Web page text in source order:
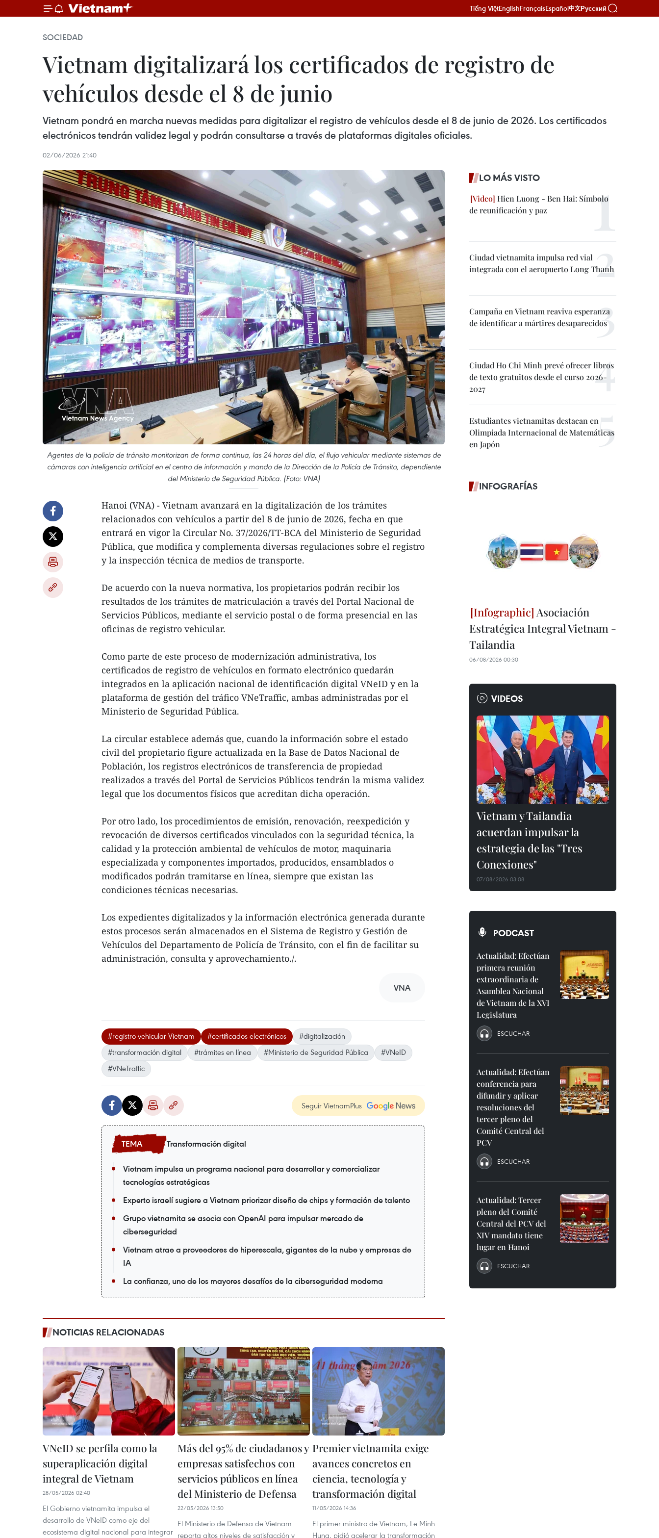
Tiếng ViệtEnglishFrançaisEspañol中文Русский
SOCIEDAD
Vietnam digitalizará los certificados de registro de
vehículos desde el 8 de junio
Vietnam pondrá en marcha nuevas medidas para digitalizar el registro de vehículos desde el 8 de junio de 2026. Los certificados
electrónicos tendrán validez legal y podrán consultarse a través de plataformas digitales oficiales.
02/06/2026 21:40
Agentes de la policía de tránsito monitorizan de forma continua, las 24 horas del día, el flujo vehicular mediante sistemas de
cámaras con inteligencia artificial en el centro de información y mando de la Dirección de la Policía de Tránsito, dependiente
del Ministerio de Seguridad Pública. (Foto: VNA)
Hanoi (VNA) - Vietnam avanzará en la digitalización de los trámites
relacionados con vehículos a partir del 8 de junio de 2026, fecha en que
entrará en vigor la Circular No. 37/2026/TT-BCA del Ministerio de Seguridad
Pública, que modifica y complementa diversas regulaciones sobre el registro
y la inspección técnica de medios de transporte.
De acuerdo con la nueva normativa, los propietarios podrán recibir los
resultados de los trámites de matriculación a través del Portal Nacional de
Servicios Públicos, mediante el servicio postal o de forma presencial en las
oficinas de registro vehicular.
Como parte de este proceso de modernización administrativa, los
certificados de registro de vehículos en formato electrónico quedarán
integrados en la aplicación nacional de identificación digital VNeID y en la
plataforma de gestión del tráfico VNeTraffic, ambas administradas por el
Ministerio de Seguridad Pública.
La circular establece además que, cuando la información sobre el estado
civil del propietario figure actualizada en la Base de Datos Nacional de
Población, los registros electrónicos de transferencia de propiedad
realizados a través del Portal de Servicios Públicos tendrán la misma validez
legal que los documentos físicos que acreditan dicha operación.
Por otro lado, los procedimientos de emisión, renovación, reexpedición y
revocación de diversos certificados vinculados con la seguridad técnica, la
calidad y la protección ambiental de vehículos de motor, maquinaria
especializada y componentes importados, producidos, ensamblados o
modificados podrán tramitarse en línea, siempre que existan las
condiciones técnicas necesarias.
Los expedientes digitalizados y la información electrónica generada durante
estos procesos serán almacenados en el Sistema de Registro y Gestión de
Vehículos del Departamento de Policía de Tránsito, con el fin de facilitar su
administración, consulta y aprovechamiento./.
VNA
#registro vehicular Vietnam #certificados electrónicos
#digitalización
#transformación digital
#trámites en línea #Ministerio de Seguridad Pública
#VNeID
#VNeTraffic
Seguir VietnamPlus
Transformación digital
Vietnam impulsa un programa nacional para desarrollar y comercializar
tecnologías estratégicas
Experto israelí sugiere a Vietnam priorizar diseño de chips y formación de talento
Grupo vietnamita se asocia con OpenAI para impulsar mercado de
ciberseguridad
Vietnam atrae a proveedores de hiperescala, gigantes de la nube y empresas de
IA
La confianza, uno de los mayores desafíos de la ciberseguridad moderna
NOTICIAS RELACIONADAS
VNeID se perfila como la
superaplicación digital
integral de Vietnam
28/05/2026 02:40
El Gobierno vietnamita impulsa el
desarrollo de VNeID como eje del
ecosistema digital nacional para integrar
Más del 95% de ciudadanos y
empresas satisfechos con
servicios públicos en línea
del Ministerio de Defensa
22/05/2026 13:50
El Ministerio de Defensa de Vietnam
reporta altos niveles de satisfacción y
Premier vietnamita exige
avances concretos en
ciencia, tecnología y
transformación digital
11/05/2026 14:36
El primer ministro de Vietnam, Le Minh
Hung, pidió acelerar la transformación
LO MÁS VISTO
Hien Luong - Ben Hai: Símbolo
de reunificación y paz
Ciudad vietnamita impulsa red vial
integrada con el aeropuerto Long Thanh
Campaña en Vietnam reaviva esperanza
de identificar a mártires desaparecidos
Ciudad Ho Chi Minh prevé ofrecer libros
de texto gratuitos desde el curso 2026-
2027
Estudiantes vietnamitas destacan en
Olimpiada Internacional de Matemáticas
en Japón
INFOGRAFÍAS
Asociación
Estratégica Integral Vietnam -
Tailandia
06/08/2026 00:30
VIDEOS
Vietnam y Tailandia
acuerdan impulsar la
estrategia de las "Tres
Conexiones"
07/08/2026 03:08
PODCAST
Actualidad: Efectúan
primera reunión
extraordinaria de
Asamblea Nacional
de Vietnam de la XVI
Legislatura
ESCUCHAR
Actualidad: Efectúan
conferencia para
difundir y aplicar
resoluciones del
tercer pleno del
Comité Central del
PCV
ESCUCHAR
Actualidad: Tercer
pleno del Comité
Central del PCV del
XIV mandato tiene
lugar en Hanoi
ESCUCHAR